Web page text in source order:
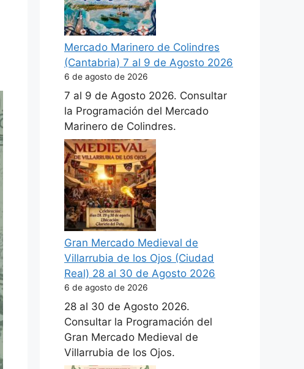
Mercado Marinero de Colindres
(Cantabria) 7 al 9 de Agosto 2026
6 de agosto de 2026
7 al 9 de Agosto 2026. Consultar
la Programación del Mercado
Marinero de Colindres.
Gran Mercado Medieval de
Villarrubia de los Ojos (Ciudad
Real) 28 al 30 de Agosto 2026
6 de agosto de 2026
28 al 30 de Agosto 2026.
Consultar la Programación del
Gran Mercado Medieval de
Villarrubia de los Ojos.